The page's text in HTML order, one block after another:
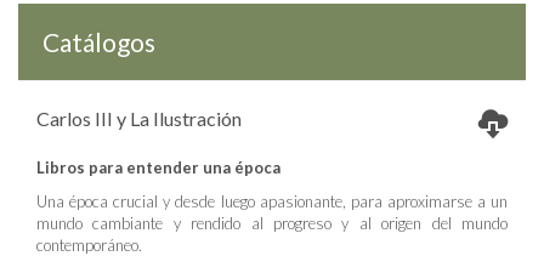
Catálogos
Carlos III y La Ilustración
Libros para entender una época
Una época crucial y desde luego apasionante, para aproximarse a un
mundo cambiante y rendido al progreso y al origen del mundo
contemporáneo.